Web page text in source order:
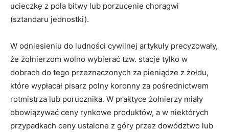
ucieczkę z pola bitwy lub porzucenie chorągwi
(sztandaru jednostki).
W odniesieniu do ludności cywilnej artykuły precyzowały,
że żołnierzom wolno wybierać tzw. stacje tylko w
dobrach do tego przeznaczonych za pieniądze z żołdu,
które wypłacał pisarz polny koronny za pośrednictwem
rotmistrza lub porucznika. W praktyce żołnierzy miały
obowiązywać ceny rynkowe produktów, a w niektórych
przypadkach ceny ustalone z góry przez dowództwo lub